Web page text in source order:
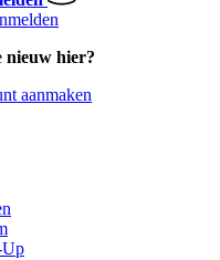
nieuw hier?
aanmaken